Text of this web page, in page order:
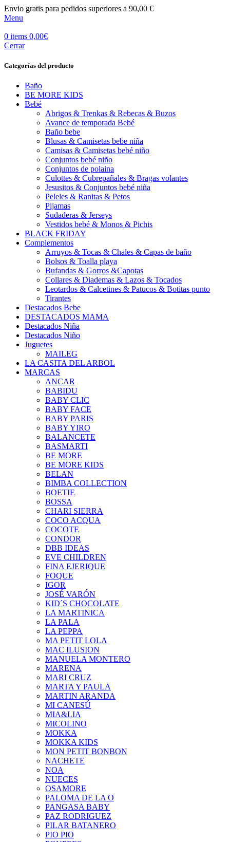
Envio gratis para pedidos superiores a 90,00 €
Menu
0 items 0,00€
Cerrar
Categorías del producto
Baño
BE MORE KIDS
Bebé
Abrigos & Trenkas & Rebecas & Buzos
Avance de temporada Bebé
Baño bebe
Blusas & Camisetas bebe niña
Camisas & Camisetas bebé niño
Conjuntos bebé niño
Conjuntos de polaina
Culottes & Cubrepañales & Bragas volantes
Jesusitos & Conjuntos bebé niña
Peleles & Ranitas & Petos
Pijamas
Sudaderas & Jerseys
Vestidos bebé & Monos & Pichis
BLACK FRIDAY
Complementos
Arruyos & Tocas & Chales & Capas de baño
Bolsos & Toalla playa
Bufandas & Gorros &Capotas
Collares & Diademas & Lazos & Tocados
Leotardos & Calcetines & Patucos & Botitas punto
Tirantes
Destacados Bebe
DESTACADOS MAMA
Destacados Niña
Destacados Niño
Juguetes
MAILEG
LA CASITA DEL ARBOL
MARCAS
ANCAR
BABIDU
BABY CLIC
BABY FACE
BABY PARIS
BABY YIRO
BALANCETE
BASMARTI
BE MORE
BE MORE KIDS
BELAN
BIMBA COLLECTION
BOETIE
BOSSA
CHARI SIERRA
COCO ACQUA
COCOTE
CONDOR
DBB IDEAS
EVE CHILDREN
FINA EJERIQUE
FOQUE
IGOR
JOSÉ VARÓN
KID´S CHOCOLATE
LA MARTINICA
LA PALA
LA PEPPA
MA PETIT LOLA
MAC ILUSION
MANUELA MONTERO
MARENA
MARI CRUZ
MARTA Y PAULA
MARTIN ARANDA
MI CANESÚ
MIA&LIA
MICOLINO
MOKKA
MOKKA KIDS
MON PETIT BONBON
NACHETE
NOA
NUECES
OSAMORE
PALOMA DE LA O
PANGASA BABY
PAZ RODRIGUEZ
PILAR BATANERO
PIO PIO